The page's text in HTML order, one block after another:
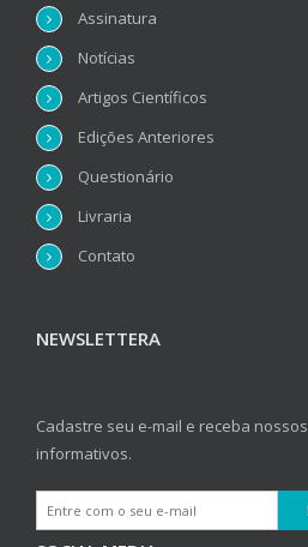
Assinatura
Notícias
Artigos Científicos
Edições Anteriores
Questionário
Livraria
Contato
NEWSLETTERA
Cadastre seu e-mail e receba nossos
informativos.